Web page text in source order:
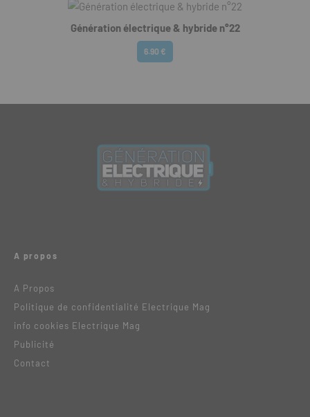
Génération électrique & hybride n°22
6.90 €
A propos
A Propos
Politique de confidentialité Electrique Mag
info cookies Electrique Mag
Publicité
Contact